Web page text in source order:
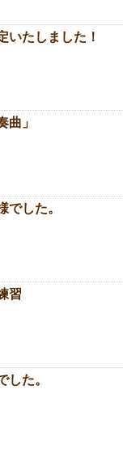
いたしました！
曲」
でした。
習
した。